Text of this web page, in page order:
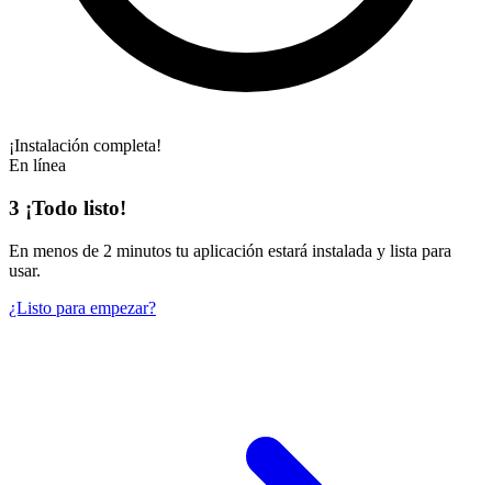
¡Instalación completa!
En línea
3 ¡Todo listo!
En menos de 2 minutos tu aplicación estará instalada y lista para
usar.
¿Listo para empezar?